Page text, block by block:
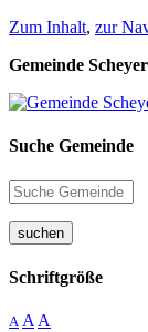
Zum Inhalt, zur
Gemeinde
Suche Gemeinde
suchen
Schriftgröße
A A A